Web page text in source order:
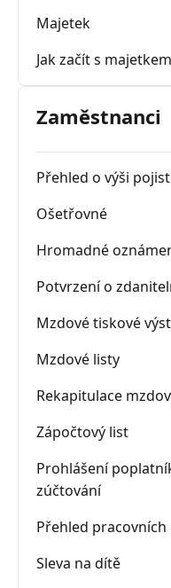
Majetek
Jak začít s majetkem
Zaměstnanci
Přehled o výši
Ošetřovné
Hromadné
Potvrzení o
Mzdové tiskové
Mzdové listy
Rekapitulace
Zápočtový list
Prohlášení
zúčtování
Přehled
Sleva na dítě